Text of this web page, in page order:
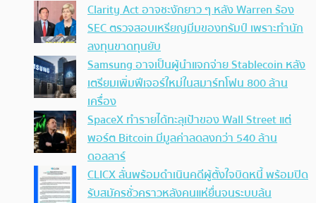
Clarity Act อาจชะงักยาว ๆ หลัง Warren ร้อง
SEC ตรวจสอบเหรียญมีมของทรัมป์ เพราะทำนัก
ลงทุนขาดทุนยับ
Samsung อาจเป็นผู้นำแจกจ่าย Stablecoin หลัง
เตรียมเพิ่มฟีเจอร์ใหม่ในสมาร์ทโฟน 800 ล้าน
เครื่อง
SpaceX ทำรายได้ทะลุเป้าของ Wall Street แต่
พอร์ต Bitcoin มีมูลค่าลดลงกว่า 540 ล้าน
ดอลลาร์
CLICX ลั่นพร้อมดำเนินคดีผู้ตั้งใจบิดหนี้ พร้อมปิด
รับสมัครชั่วคราวหลังคนแห่ยื่นจนระบบล้น